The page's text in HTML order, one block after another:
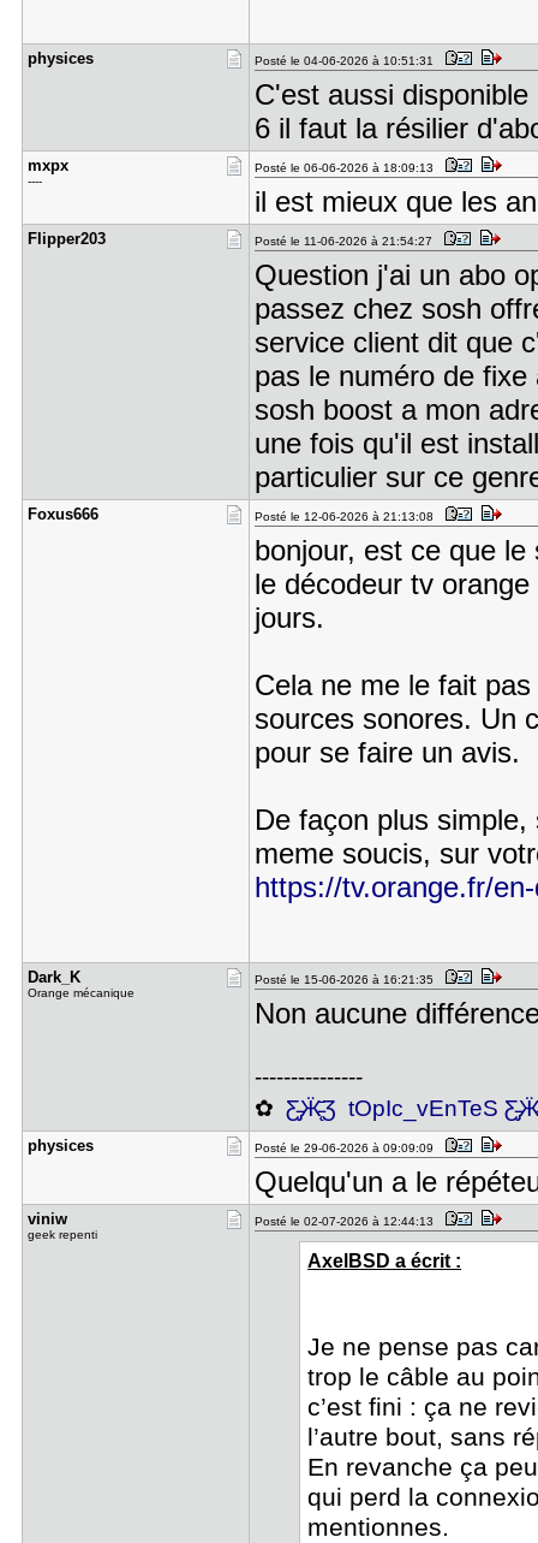
physices Posté le 04-06-2026 à 10:51:31
C'est aussi
6 il faut la résilier
mxpx
----
Posté le 06-06-2026 à 18:09:13
il est mieux que les
Flipper203 Posté le 11-06-2026 à 21:54:27
Question j'ai un abo
passez chez sosh
service client dit que
pas le numéro de
sosh boost a mon
une fois qu'il est
particulier sur ce
Foxus666 Posté le 12-06-2026 à 21:13:08
bonjour, est ce que
le décodeur tv
jours.
Cela ne me le fait
sources sonores. Un
pour se faire un avis.
De façon plus
meme soucis, sur
https://tv.orange.fr/
Dark_K
Orange mécanique
Posté le 15-06-2026 à 16:21:35
Non aucune
---------------
✿ Ƹ̵̡Ӝ̵̨̄Ʒ tOpIc_vEnTeS
physices Posté le 29-06-2026 à 09:09:09
Quelqu'un a le
viniw
geek repenti
Posté le 02-07-2026 à 12:44:13
AxelBSD a écrit :
Je ne pense pas
trop le câble au
c’est fini : ça ne
l’autre bout, sans
En revanche ça
qui perd la
mentionnes.